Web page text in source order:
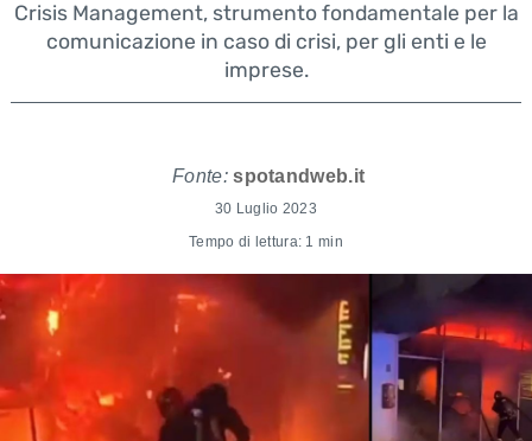
Crisis Management, strumento fondamentale per la
comunicazione in caso di crisi, per gli enti e le
imprese.
Fonte: spotandweb.it
30 Luglio 2023
Tempo di lettura: 1 min